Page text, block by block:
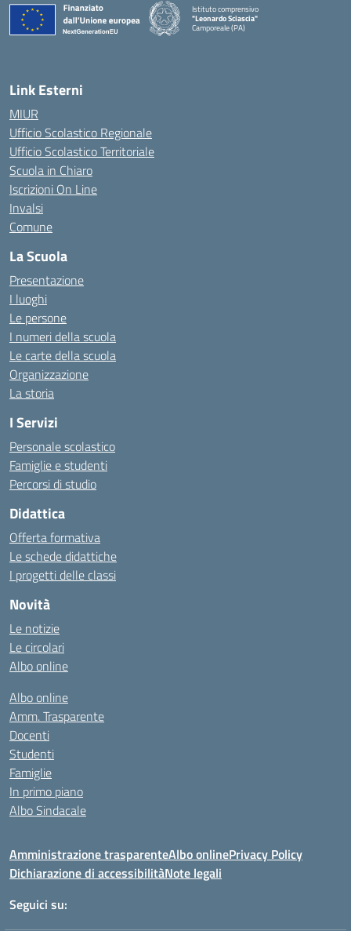
Istituto comprensivo
"Leonardo Sciascia"
Camporeale (PA)
— Visita la pagina iniziale della scuola
Link Esterni
MIUR
Ufficio Scolastico Regionale
Ufficio Scolastico Territoriale
Scuola in Chiaro
Iscrizioni On Line
Invalsi
Comune
La Scuola
Presentazione
I luoghi
Le persone
I numeri della scuola
Le carte della scuola
Organizzazione
La storia
I Servizi
Personale scolastico
Famiglie e studenti
Percorsi di studio
Didattica
Offerta formativa
Le schede didattiche
I progetti delle classi
Novità
Le notizie
Le circolari
Albo online
Albo online
Amm. Trasparente
Docenti
Studenti
Famiglie
In primo piano
Albo Sindacale
Amministrazione trasparenteAlbo onlinePrivacy Policy
Dichiarazione di accessibilitàNote legali
Seguici su: